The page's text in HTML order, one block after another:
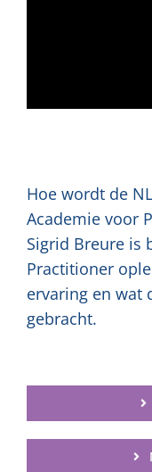
Hoe wordt de
Academie voor
Sigrid Breure is
Practitioner
ervaring en wat
gebracht.